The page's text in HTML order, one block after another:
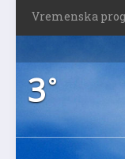
Vremenska
3°